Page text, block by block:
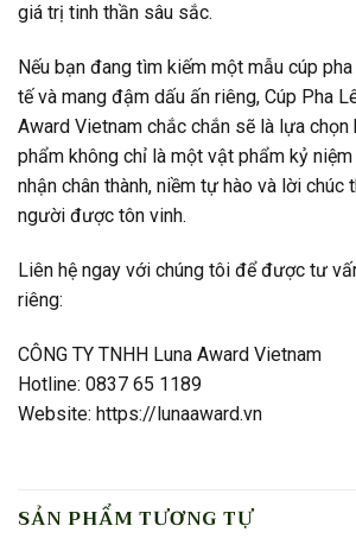
giá trị tinh thần sâu sắc.
Nếu bạn đang tìm kiếm một mẫu cúp
tế và mang đậm dấu ấn riêng, Cúp Pha
Award Vietnam chắc chắn sẽ là lựa chọn
phẩm không chỉ là một vật phẩm kỷ
nhận chân thành, niềm tự hào và lời chúc
người được tôn vinh.
Liên hệ ngay với chúng tôi để được tư
riêng:
CÔNG TY TNHH Luna Award Vietnam
Hotline: 0837 65 1189
Website: https://lunaaward.vn
SẢN PHẨM TƯƠNG TỰ